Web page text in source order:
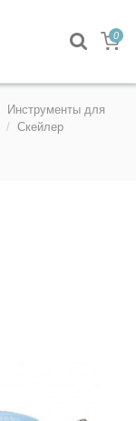
0
Инструменты для
Скейлер